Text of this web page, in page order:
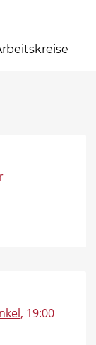
, 19:00